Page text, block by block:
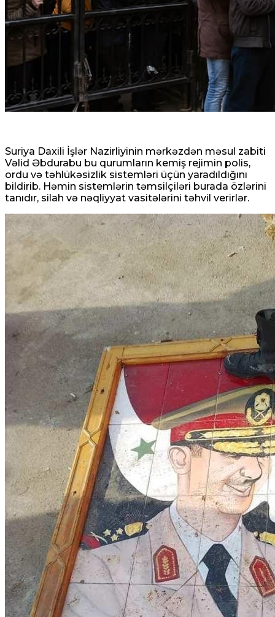
Suriya Daxili İşlər Nazirliyinin mərkəzdən məsul zabiti
Vəlid Əbdurabu bu qurumların kemiş rejimin polis,
ordu və təhlükəsizlik sistemləri üçün yaradıldığını
bildirib. Həmin sistemlərin təmsilçiləri burada özlərini
tanıdır, silah və nəqliyyat vasitələrini təhvil verirlər.